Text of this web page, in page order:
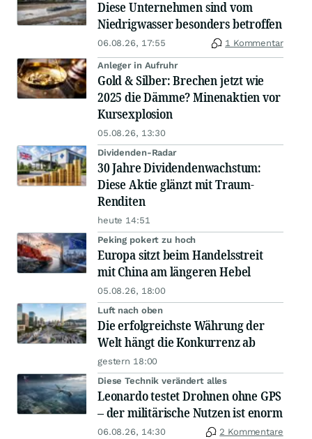
Diese Unternehmen sind vom
Niedrigwasser besonders betroffen
06.08.26, 17:55 1 Kommentar
Anleger in Aufruhr
Gold & Silber: Brechen jetzt wie
2025 die Dämme? Minenaktien vor
Kursexplosion
05.08.26, 13:30
Dividenden-Radar
30 Jahre Dividendenwachstum:
Diese Aktie glänzt mit Traum-
Renditen
heute 14:51
Peking pokert zu hoch
Europa sitzt beim Handelsstreit
mit China am längeren Hebel
05.08.26, 18:00
Luft nach oben
Die erfolgreichste Währung der
Welt hängt die Konkurrenz ab
gestern 18:00
Diese Technik verändert alles
Leonardo testet Drohnen ohne GPS
– der militärische Nutzen ist enorm
06.08.26, 14:30 2 Kommentare